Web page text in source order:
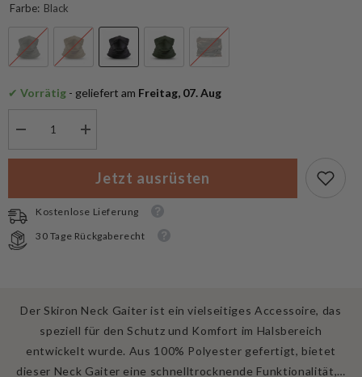
Farbe: Black
✔ Vorrätig - geliefert am Freitag, 07. Aug
für
Allwetter
Menge
für
Pentagon
Halstuch
Allwetter
Jetzt ausrüsten
Kostenlose Lieferung
30 Tage Rückgaberecht
Der Skiron Neck Gaiter ist ein vielseitiges Accessoire, das
speziell für den Schutz und Komfort im Halsbereich
entwickelt wurde. Aus 100% Polyester gefertigt, bietet
dieser Neck Gaiter eine schnelltrocknende Funktionalität,…